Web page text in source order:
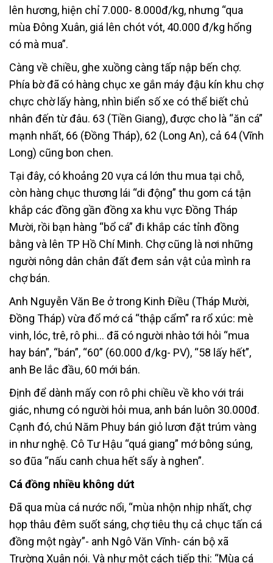
lên hương, hiện chỉ 7.000- 8.000đ/kg, nhưng “qua
mùa Đông Xuân, giá lên chót vót, 40.000 đ/kg hổng
có mà mua”.
Càng về chiều, ghe xuồng càng tấp nập bến chợ.
Phía bờ đã có hàng chục xe gắn máy đậu kín khu chợ
chực chờ lấy hàng, nhìn biển số xe có thể biết chủ
nhân đến từ đâu. 63 (Tiền Giang), được cho là “ăn cá”
mạnh nhất, 66 (Đồng Tháp), 62 (Long An), cả 64 (Vĩnh
Long) cũng bon chen.
Tại đây, có khoảng 20 vựa cá lớn thu mua tại chỗ,
còn hàng chục thương lái “di động” thu gom cá tận
khắp các đồng gần đồng xa khu vực Đồng Tháp
Mười, rồi bạn hàng “bổ cá” đi khắp các tỉnh đồng
bằng và lên TP Hồ Chí Minh. Chợ cũng là nơi những
người nông dân chân đất đem sản vật của mình ra
chợ bán.
Anh Nguyễn Văn Be ở trong Kinh Điều (Tháp Mười,
Đồng Tháp) vừa đổ mớ cá “thập cẩm” ra rổ xúc: mè
vinh, lóc, trê, rô phi… đã có người nhào tới hỏi “mua
hay bán”, “bán”, “60” (60.000 đ/kg- PV), “58 lấy hết”,
anh Be lắc đầu, 60 mới bán.
Định để dành mấy con rô phi chiều về kho với trái
giác, nhưng có người hỏi mua, anh bán luôn 30.000đ.
Cạnh đó, chú Năm Phuy bán giỏ lươn đặt trúm vàng
in như nghệ. Cô Tư Hậu “quá giang” mớ bông súng,
so đũa “nấu canh chua hết sẩy à nghen”.
Cá đồng nhiều không dứt
Đã qua mùa cá nước nổi, “mùa nhộn nhịp nhất, chợ
họp thâu đêm suốt sáng, chợ tiêu thụ cả chục tấn cá
đồng một ngày”- anh Ngô Văn Vĩnh- cán bộ xã
Trường Xuân nói. Và như một cách tiếp thị: “Mùa cá